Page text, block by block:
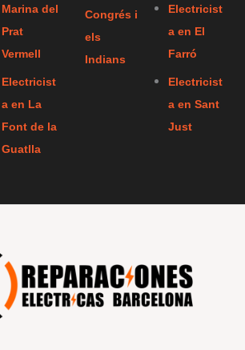
Marina del
Prat
Vermell
Electricist
a en La
Font de la
Guatlla
Congrés i
els
Indians
Electricist
a en El
Farró
Electricist
a en Sant
Just